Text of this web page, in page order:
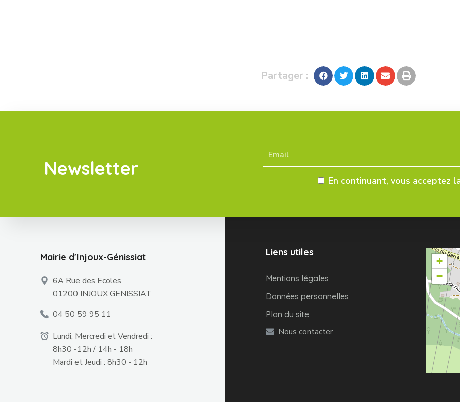
Partager :
Newsletter
En continuant, vous acceptez
Mairie d'Injoux-Génissiat
6A Rue des Ecoles
01200 INJOUX GENISSIAT
04 50 59 95 11
Lundi, Mercredi et Vendredi :
8h30 -12h / 14h - 18h
Mardi et Jeudi : 8h30 - 12h
Liens utiles
Mentions légales
Données personnelles
Plan du site
Nous contacter
+
−